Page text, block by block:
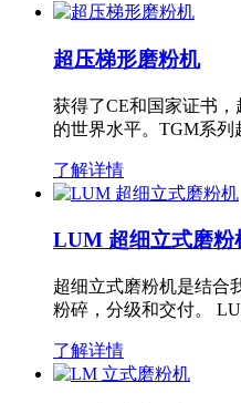
超压梯形磨粉机
获得了CE和国家证书
的世界水平。TGM系
了解详情
LUM 超细立式磨粉
超细立式磨粉机是结合
粉碎，分级和交付。
了解详情